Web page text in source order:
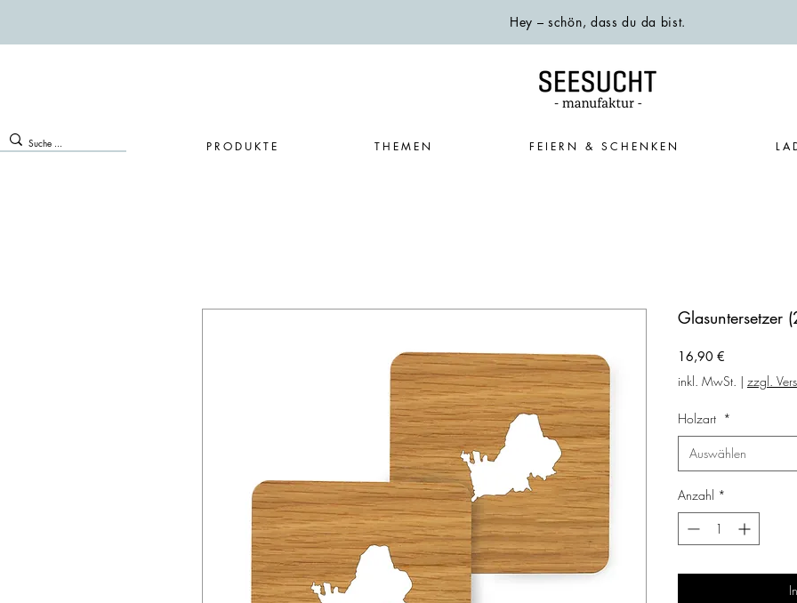
Hey – schön, dass du da bist.
PRODUKTE THEMEN FEIERN & SCHENKEN
Glasuntersetzer
16,90 €
inkl. MwSt. | zzgl.
Holzart *
Auswählen
Anzahl *